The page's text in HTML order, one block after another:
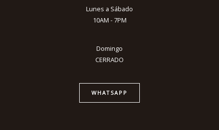
Lunes a Sábado
10AM - 7PM
Domingo
CERRADO
WHATSAPP